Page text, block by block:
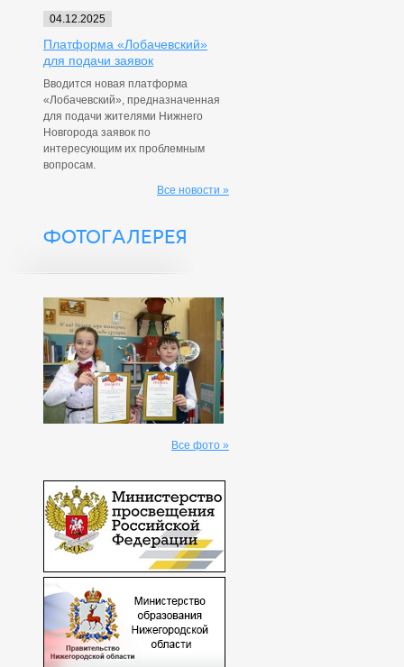
04.12.2025
Платформа «Лобачевский»
для подачи заявок
Вводится новая платформа
«Лобачевский», предназначенная
для подачи жителями Нижнего
Новгорода заявок по
интересующим их проблемным
вопросам.
Все новости »
ФОТОГАЛЕРЕЯ
Все фото »